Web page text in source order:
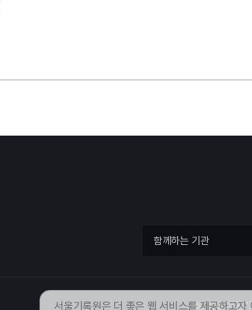
서울기록원은 더 좋은 웹 서비스를 제공하고자
함께하는 기관
©2023 서울기